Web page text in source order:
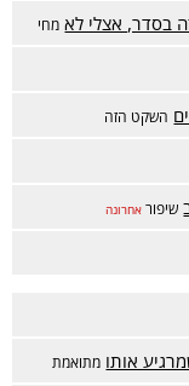
בסדר, אצלי לא מחי
השקט הזה
שיפור אחרונה
אותו מתואמת